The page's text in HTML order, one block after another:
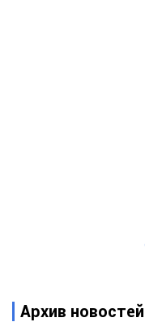
Архив новостей